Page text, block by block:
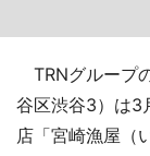
TRNグループ
谷区渋谷3）は3
店「宮崎漁屋（